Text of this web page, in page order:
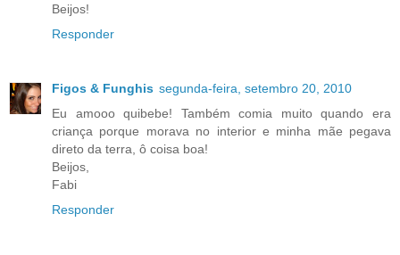
Beijos!
Responder
Figos & Funghis segunda-feira, setembro 20, 2010
Eu amooo quibebe! Também comia muito quando era
criança porque morava no interior e minha mãe pegava
direto da terra, ô coisa boa!
Beijos,
Fabi
Responder